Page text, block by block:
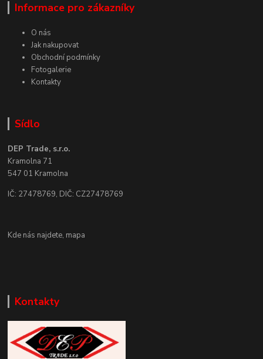
Informace pro zákazníky
O nás
Jak nakupovat
Obchodní podmínky
Fotogalerie
Kontakty
Sídlo
DEP Trade, s.r.o.
Kramolna 71
547 01 Kramolna
IČ: 27478769, DIČ: CZ27478769
Kde nás najdete, mapa
Kontakty